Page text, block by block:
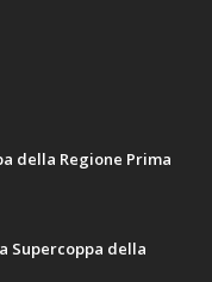
della Regione Prima
Supercoppa della